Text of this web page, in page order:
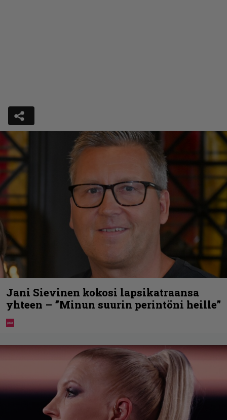
Jani Sievinen kokosi lapsikatraansa
yhteen – ”Minun suurin perintöni heille”